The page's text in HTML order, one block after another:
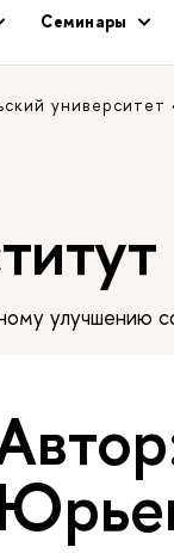
Семинары
улучшению